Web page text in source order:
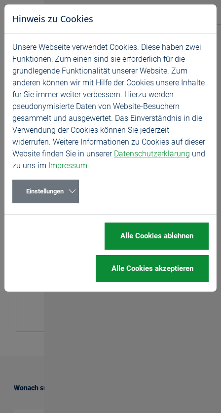
Direkt zur Hauptnavigation springen
Direkt zum Inhalt springen
Entschuldigung, aber Sie haben
keinen Zugriff auf diese Seite.
Nicht wonach Sie gesucht haben?
Vielleicht ist die Seite umgezogen. Bitte
verwenden Sie die Suche.
ist, kontaktieren Sie uns bitte.
Wonach suchen Sie?
Hinweis zu Cookies
Unsere Webseite verwendet Cookies. Diese haben zwei
Funktionen: Zum einen sind sie erforderlich für die
grundlegende Funktionalität unserer Website. Zum
anderen können wir mit Hilfe der Cookies unsere Inhalte
für Sie immer weiter verbessern. Hierzu werden
pseudonymisierte Daten von Website-Besuchern
gesammelt und ausgewertet. Das Einverständnis in die
Verwendung der Cookies können Sie jederzeit
widerrufen. Weitere Informationen zu Cookies auf dieser
Website finden Sie in unserer Datenschutzerklärung und
zu uns im Impressum.
Einstellungen
Alle Cookies ablehnen
Alle Cookies akzeptieren
Produkte
Service
Unternehmen
News
Karriere